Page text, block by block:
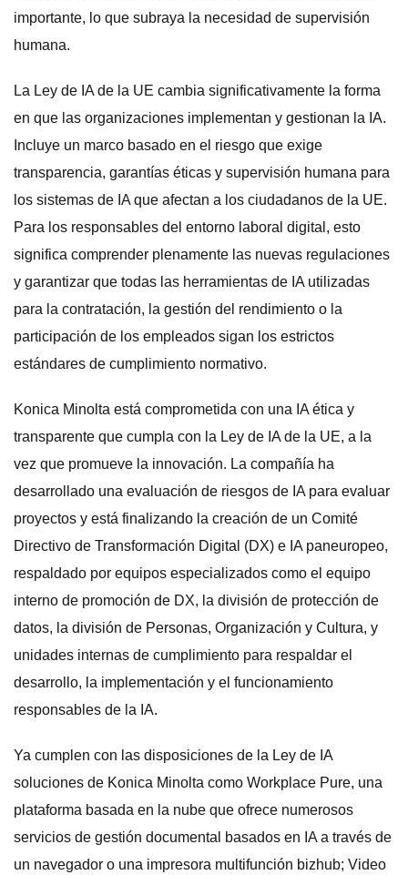
importante, lo que subraya la necesidad de supervisión
humana.
La Ley de IA de la UE cambia significativamente la forma
en que las organizaciones implementan y gestionan la IA.
Incluye un marco basado en el riesgo que exige
transparencia, garantías éticas y supervisión humana para
los sistemas de IA que afectan a los ciudadanos de la UE.
Para los responsables del entorno laboral digital, esto
significa comprender plenamente las nuevas regulaciones
y garantizar que todas las herramientas de IA utilizadas
para la contratación, la gestión del rendimiento o la
participación de los empleados sigan los estrictos
estándares de cumplimiento normativo.
Konica Minolta está comprometida con una IA ética y
transparente que cumpla con la Ley de IA de la UE, a la
vez que promueve la innovación. La compañía ha
desarrollado una evaluación de riesgos de IA para evaluar
proyectos y está finalizando la creación de un Comité
Directivo de Transformación Digital (DX) e IA paneuropeo,
respaldado por equipos especializados como el equipo
interno de promoción de DX, la división de protección de
datos, la división de Personas, Organización y Cultura, y
unidades internas de cumplimiento para respaldar el
desarrollo, la implementación y el funcionamiento
responsables de la IA.
Ya cumplen con las disposiciones de la Ley de IA
soluciones de Konica Minolta como Workplace Pure, una
plataforma basada en la nube que ofrece numerosos
servicios de gestión documental basados ​​en IA a través de
un navegador o una impresora multifunción bizhub; Video